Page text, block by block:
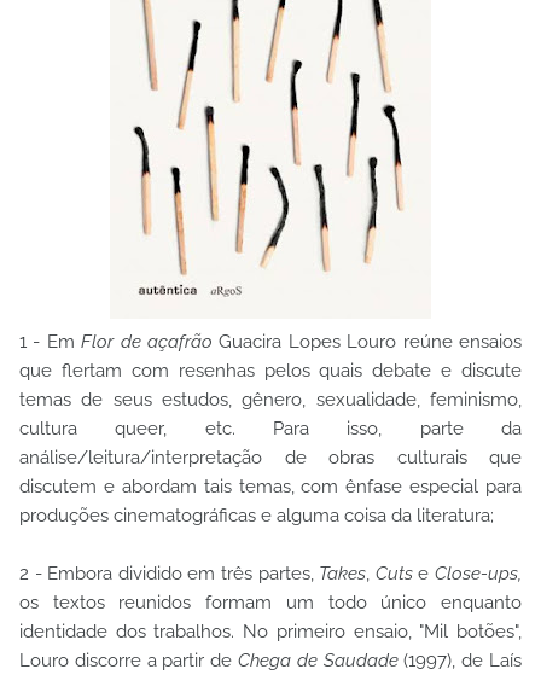
1 - EmFlor de açafrãoGuacira Lopes Louro reúne ensaios
que flertam com resenhas pelos quais debate e discute
temas de seus estudos, gênero, sexualidade, feminismo,
cultura queer, etc. Para isso, parte da
análise/leitura/interpretação de obras culturais que
discutem e abordam tais temas, com ênfase especial para
produções cinematográficas e alguma coisa da literatura;
2 - Embora dividido em três partes,Takes, CutseClose-ups,
os textos reunidos formam um todo único enquanto
identidade dos trabalhos. No primeiro ensaio, "Mil botões",
Louro discorre a partir de Chega de Saudade(1997), de Laís